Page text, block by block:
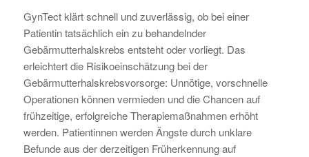
GynTect klärt schnell und zuverlässig, ob bei einer
Patientin tatsächlich ein zu behandelnder
Gebärmutterhalskrebs entsteht oder vorliegt. Das
erleichtert die Risikoeinschätzung bei der
Gebärmutterhalskrebsvorsorge: Unnötige, vorschnelle
Operationen können vermieden und die Chancen auf
frühzeitige, erfolgreiche Therapiemaßnahmen erhöht
werden. Patientinnen werden Ängste durch unklare
Befunde aus der derzeitigen Früherkennung auf